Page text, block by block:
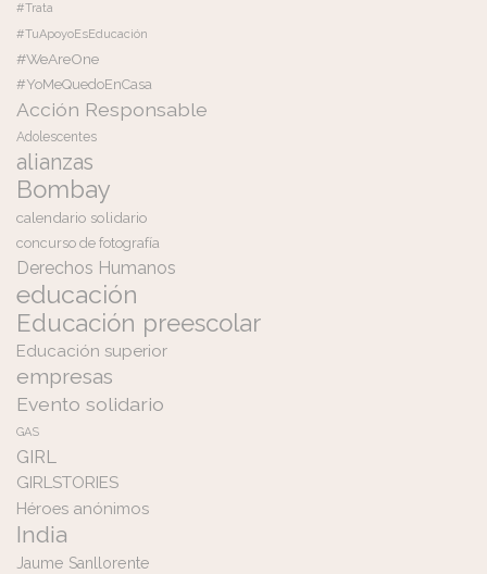
#Trata
#TuApoyoEsEducación
#WeAreOne
#YoMeQuedoEnCasa
Acción Responsable
Adolescentes
alianzas
Bombay
calendario solidario
concurso de fotografía
Derechos Humanos
educación
Educación preescolar
Educación superior
empresas
Evento solidario
GAS
GIRL
GIRLSTORIES
Héroes anónimos
India
Jaume Sanllorente